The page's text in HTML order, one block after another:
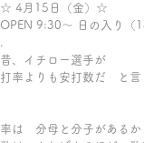
☆ 4月15日（金）☆
OPEN 9:30〜 日の入り（
昔、イチロー選手が
打率よりも安打数だ　と
率は　分母と分子がある